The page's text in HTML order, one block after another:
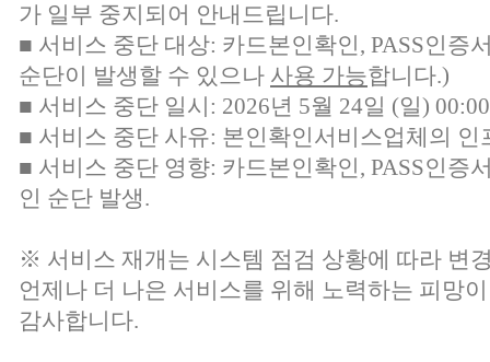
가 일부 중지되어 안내드립니다.
■ 서비스 중단 대상: 카드본인확인, PASS인증
순단이 발생할 수 있으나 사용 가능합니다.)
■ 서비스 중단 일시: 2026년 5월 24일 (일)
■ 서비스 중단 사유: 본인확인서비스업체의 인
■ 서비스 중단 영향: 카드본인확인, PASS인증
인 순단 발생.
※ 서비스 재개는 시스템 점검 상황에 따라 변
언제나 더 나은 서비스를 위해 노력하는 피망
감사합니다.